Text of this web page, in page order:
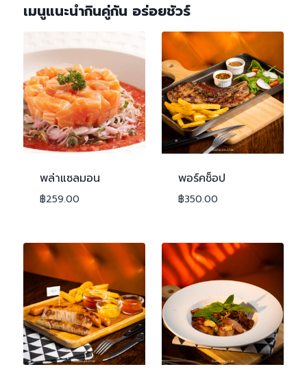
เมนูแนะนำกินคู่กัน อร่อยชัวร์
พล่าแซลมอน
฿259.00
พอร์คช็อป
฿350.00